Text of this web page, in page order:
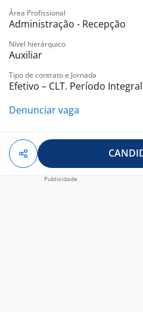
Área Profissional
Administração - Recepção
Nível hierárquico
Auxiliar
Tipo de contrato e Jornada
Efetivo – CLT. Período
Denunciar vaga